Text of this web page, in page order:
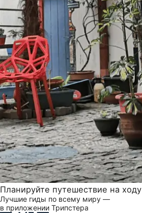
Планируйте путешествие на ходу
Лучшие гиды по всему миру —
в приложении Трипстера